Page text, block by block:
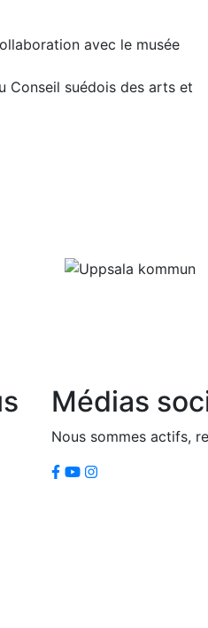
avec le musée
Conseil suédois des arts et
Médias
Nous sommes actifs,